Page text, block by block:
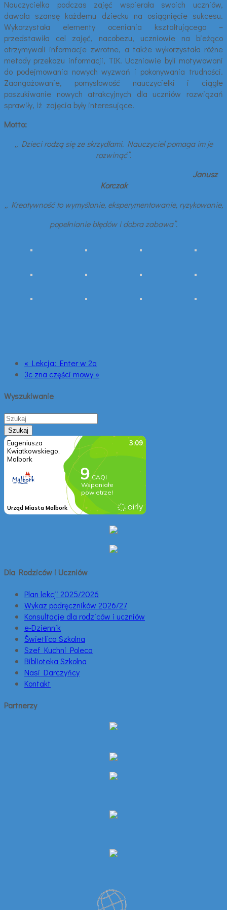
Nauczycielka podczas zajęć wspierała swoich uczniów,
dawała szansę każdemu dziecku na osiągnięcie sukcesu.
Wykorzystała elementy oceniania kształtującego –
przedstawiła cel zajęć, nacobezu, uczniowie na bieżąco
otrzymywali informacje zwrotne, a także wykorzystała różne
metody przekazu informacji, TIK. Uczniowie byli motywowani
do podejmowania nowych wyzwań i pokonywania trudności.
Zaangażowanie, pomysłowość nauczycielki i ciągłe
poszukiwanie nowych atrakcyjnych dla uczniów rozwiązań
sprawiły, iż zajęcia były interesujące.
Motto:
„ Dzieci rodzą się ze skrzydłami. Nauczyciel pomaga im je
rozwinąć”.
Janusz
Korczak
„ Kreatywność to wymyślanie, eksperymentowanie, ryzykowanie,
popełnianie błędów i dobra zabawa”.
« Lekcja: Enter w 2a
3c zna części mowy »
Wyszukiwanie
Dla Rodziców i Uczniów
Plan lekcji 2025/2026
Wykaz podręczników 2026/27
Konsultacje dla rodziców i uczniów
e-Dziennik
Świetlica Szkolna
Szef Kuchni Poleca
Biblioteka Szkolna
Nasi Darczyńcy
Kontakt
Partnerzy